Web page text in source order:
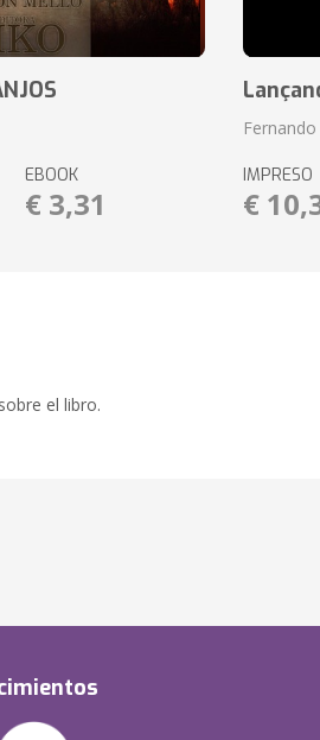
EBOOK
€ 3,31
IMPRESO
€
el libro.